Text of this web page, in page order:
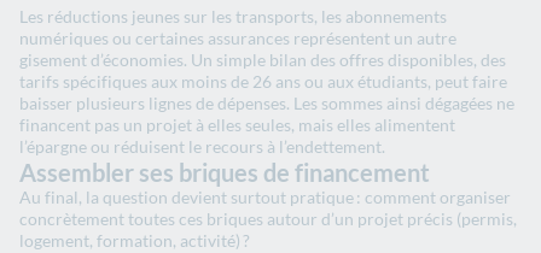
Les réductions jeunes sur les transports, les abonnements
numériques ou certaines assurances représentent un autre
gisement d’économies. Un simple bilan des offres disponibles, des
tarifs spécifiques aux moins de 26 ans ou aux étudiants, peut faire
baisser plusieurs lignes de dépenses. Les sommes ainsi dégagées ne
financent pas un projet à elles seules, mais elles alimentent
l’épargne ou réduisent le recours à l’endettement.
Assembler ses briques de financement
Au final, la question devient surtout pratique : comment organiser
concrètement toutes ces briques autour d’un projet précis (permis,
logement, formation, activité) ?